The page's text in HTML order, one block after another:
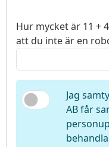
Hur mycket är 11 +
att du inte är en
Jag
AB får